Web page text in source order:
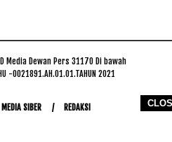
Media Dewan Pers 31170 Di bawah
-0021891.AH.01.01.TAHUN 2021
SIBER REDAKSI